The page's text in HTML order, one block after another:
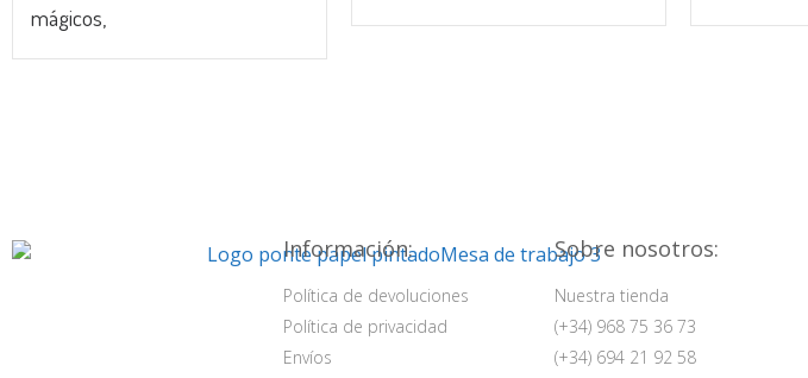
mágicos,
Información:
Política de devoluciones
Política de privacidad
Envíos
Sobre nosotros:
Nuestra tienda
(+34) 968 75 36 73
(+34) 694 21 92 58